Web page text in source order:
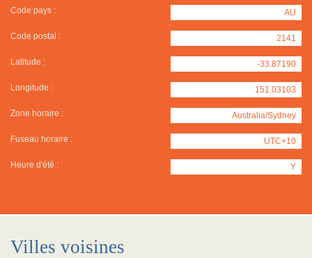
Code pays : AU
Code postal : 2141
Latitude : -33.87190
Longitude : 151.03103
Zone horaire : Australia/Sydney
Fuseau horaire : UTC+10
Heure d'été : Y
Villes voisines